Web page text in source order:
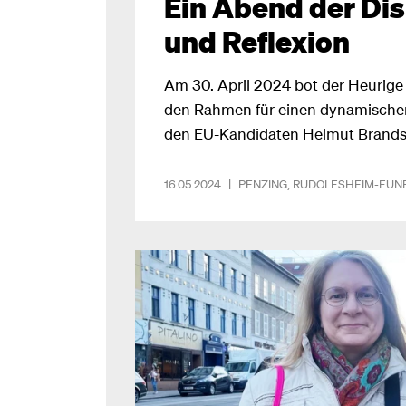
und Reflexion
Am 30. April 2024 bot der
den Rahmen für einen
den EU-Kandidaten Helmut
Teilnehmerinnen und Teilnehmer
führte.
16.05.2024 | PENZING RUDOLFSHEIM-